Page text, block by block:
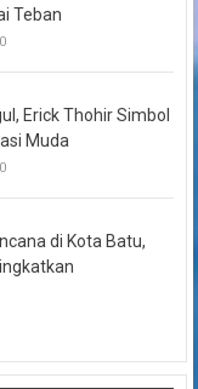
Teban
0
Erick Thohir Simbol
Muda
0
di Kota Batu,